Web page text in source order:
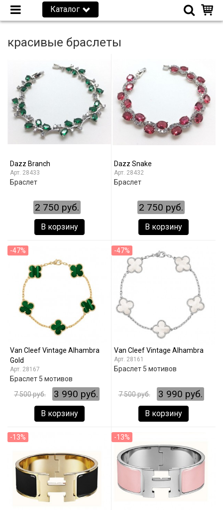
Каталог
красивые браслеты
Dazz Branch
28433
Браслет
2 750 руб.
В корзину
Dazz Snake
28432
Браслет
2 750 руб.
В корзину
-47%
Van Cleef Vintage Alhambra
Gold
28167
Браслет 5 мотивов
7 500 руб.
3 990 руб.
В корзину
-47%
Van Cleef Vintage Alhambra
28161
Браслет 5 мотивов
7 500 руб. 3 990 руб.
В корзину
-13% -13%